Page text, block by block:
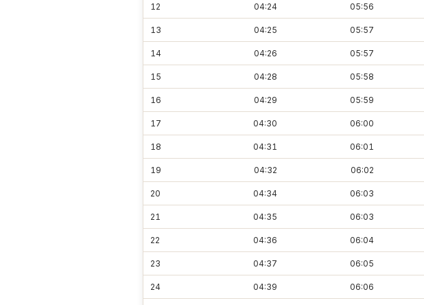
12 04:24 05:56
13 04:25 05:57
14 04:26 05:57
15 04:28 05:58
16 04:29 05:59
17 04:30 06:00
18 04:31 06:01
19 04:32 06:02
20 04:34 06:03
21 04:35 06:03
22 04:36 06:04
23 04:37 06:05
24 04:39 06:06